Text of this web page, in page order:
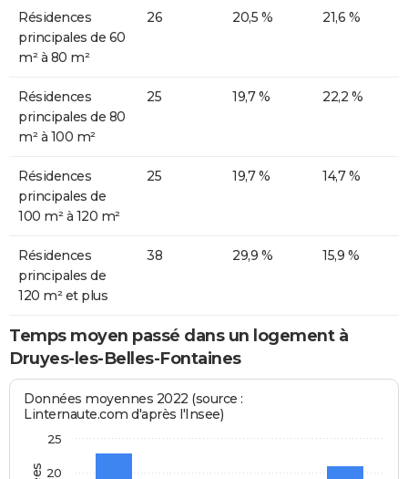
Résidences
principales de 60
m² à 80 m²
26 20,5 % 21,6 %
Résidences
principales de 80
m² à 100 m²
25 19,7 % 22,2 %
Résidences
principales de
100 m² à 120 m²
25 19,7 % 14,7 %
Résidences
principales de
120 m² et plus
38 29,9 % 15,9 %
Temps moyen passé dans un logement à
Druyes-les-Belles-Fontaines
Données moyennes 2022 (source :
Linternaute.com d'après l'Insee)
20
25